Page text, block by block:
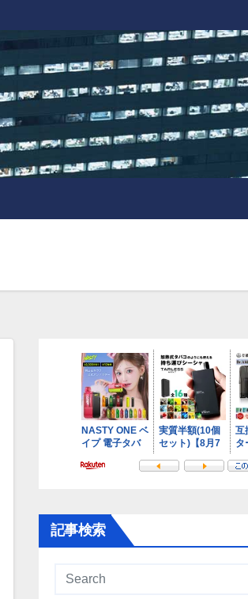
記事検索